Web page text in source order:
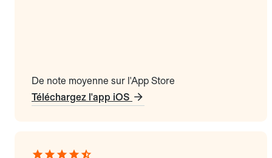
De note moyenne sur l'App Store
Téléchargez l'app iOS